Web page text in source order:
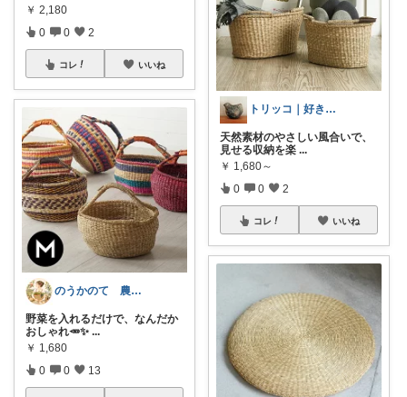
￥ 2,180
0 0 2
コレ いいね
のうかのて 農業女子が欲しい物room
野菜を入れるだけで、なんだか
おしゃれ🥕✨ ...
￥ 1,680
0 0 13
トリッコ｜好きな雑貨・インテリア
天然素材のやさしい風合いで、
見せる収納を楽 ...
￥ 1,680～
0 0 2
コレ いいね